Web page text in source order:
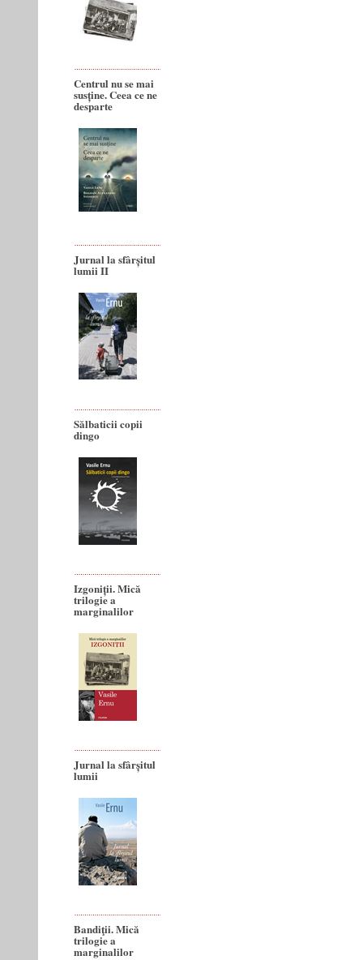
Centrul nu se mai
susține. Ceea ce ne
desparte
Jurnal la sfârșitul
lumii II
Sălbaticii copii
dingo
Izgoniții. Mică
trilogie a
marginalilor
Jurnal la sfârșitul
lumii
Bandiţii. Mică
trilogie a
marginalilor